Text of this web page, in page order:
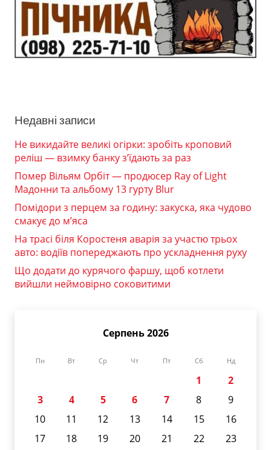
Недавні записи
Не викидайте великі огірки: зробіть кроповий
реліш — взимку банку з’їдають за раз
Помер Вільям Орбіт — продюсер Ray of Light
Мадонни та альбому 13 гурту Blur
Помідори з перцем за годину: закуска, яка чудово
смакує до м’яса
На трасі біля Коростеня аварія за участю трьох
авто: водіїв попереджають про ускладнення руху
Що додати до курячого фаршу, щоб котлети
вийшли неймовірно соковитими
Серпень 2026
Пн Вт Ср Чт Пт Сб Нд
1
2
3
4 5 6 7 8
9
10
11 12 13 14 15
16
17
18 19 20 21 22
23